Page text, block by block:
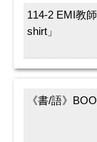
114-2 EMI教
shirt」
《書/語》